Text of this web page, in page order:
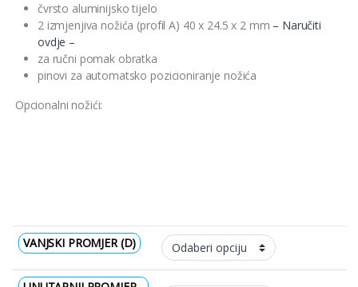
čvrsto aluminijsko tijelo
2 izmjenjiva nožića (profil A) 40 x 24.5 x 2 mm – Naručiti
ovdje –
za ručni pomak obratka
pinovi za automatsko pozicioniranje nožića
Opcionalni nožići:
VANJSKI PROMJER (D)